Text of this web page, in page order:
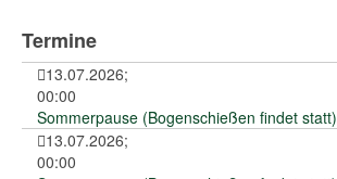
Termine
13.07.2026;
00:00
Sommerpause (Bogenschießen findet statt)
13.07.2026;
00:00